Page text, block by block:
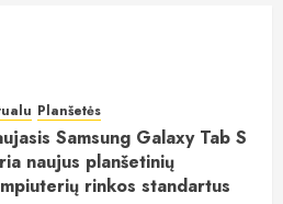
Planšetės
Samsung Galaxy Tab S
naujus planšetinių
rinkos standartus